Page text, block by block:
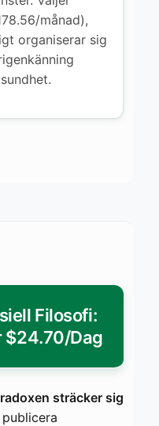
månad),
organiserar sig
Filosofi:
$24.70/Dag
sträcker sig